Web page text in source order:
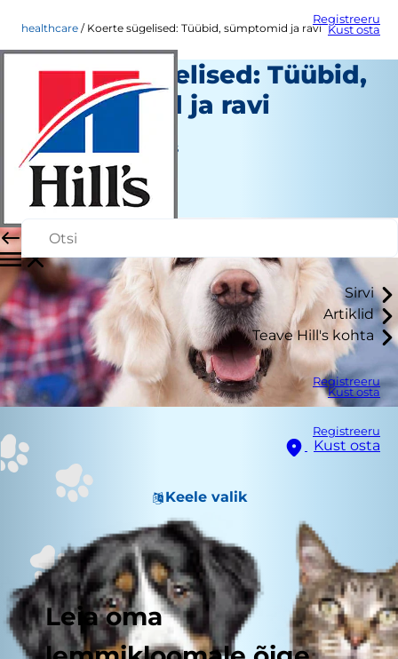
Registreeru
Kust osta
Sirvi
Artiklid
Teave Hill's kohta
Registreeru
Kust osta
Registreeru
Kust osta
Keele valik
Leia oma
healthcare Koerte sügelised: Tüübid, sümptomid ja ravi
Koerte sügelised: Tüübid,
sümptomid ja ravi
Tervishoid
Jean Marie Bauhaus
|
Juuli 31, 2024